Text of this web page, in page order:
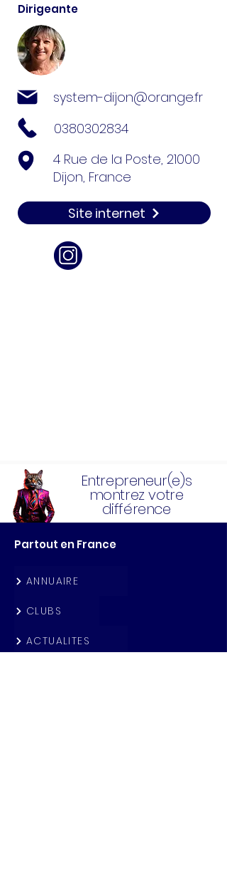
Dirigeante
system-dijon@orange.fr
0380302834
4 Rue de la Poste, 21000
Dijon, France
Site internet
Entrepreneur(e)s
montrez votre
différence
Partout en France
ANNUAIRE
CLUBS
ACTUALITES